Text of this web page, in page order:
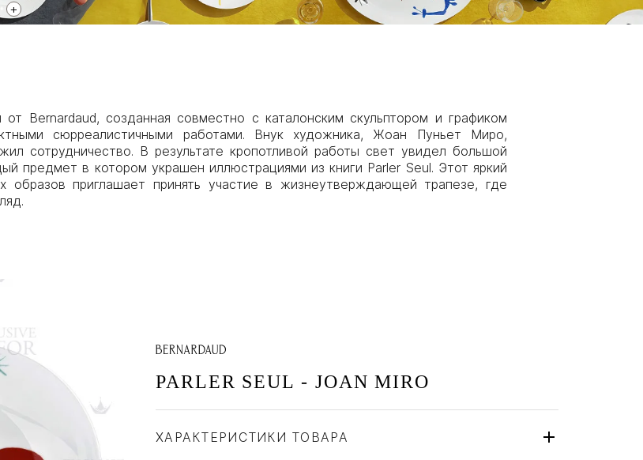
+
Bernardaud, созданная совместно с каталонским скульптором и графиком
сюрреалистичными работами. Внук художника, Жоан Пуньет Миро,
сотрудничество. В результате кропотливой работы свет увидел большой
предмет в котором украшен иллюстрациями из книги Parler Seul. Этот яркий
образов приглашает принять участие в жизнеутверждающей трапезе, где
PARLER SEUL - JOAN MIRO
ХАРАКТЕРИСТИКИ ТОВАРА